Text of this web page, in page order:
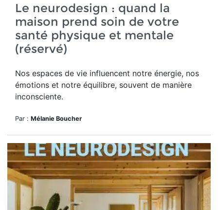
Le neurodesign : quand la
maison prend soin de votre
santé physique et mentale
(réservé)
Nos espaces de vie influencent notre énergie, nos
émotions et notre équilibre, souvent de manière
inconsciente.
Par : Mélanie Boucher